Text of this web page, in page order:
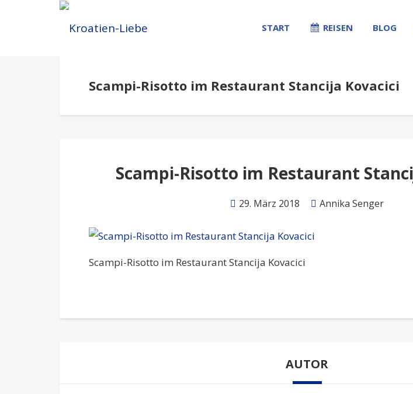
START REISEN BLOG
Scampi-Risotto im Restaurant Stancija Kovacici
Scampi-Risotto im Restaurant
29. März 2018 Annika Senger
Scampi-Risotto im Restaurant Stancija Kovacici
AUTOR